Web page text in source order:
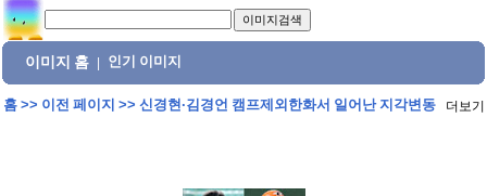
이미지 홈 인기 이미지
홈>> 이전 페이지 >> 신경현·김경언 캠프제외한화서 일어난 지각변동 더보기